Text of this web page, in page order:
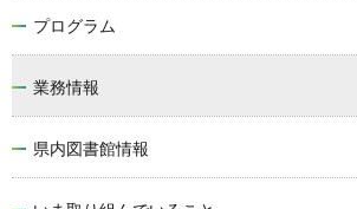
プログラム
業務情報
県内図書館情報